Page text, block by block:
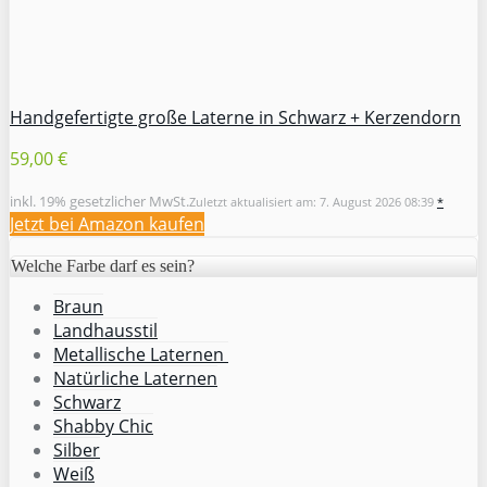
Handgefertigte große Laterne in Schwarz + Kerzendorn
59,00 €
inkl. 19% gesetzlicher MwSt.Zuletzt aktualisiert am: 7. August 2026 08:39 *
Jetzt bei Amazon kaufen
Welche Farbe darf es sein?
Braun
Landhausstil
Metallische Laternen
Natürliche Laternen
Schwarz
Shabby Chic
Silber
Weiß